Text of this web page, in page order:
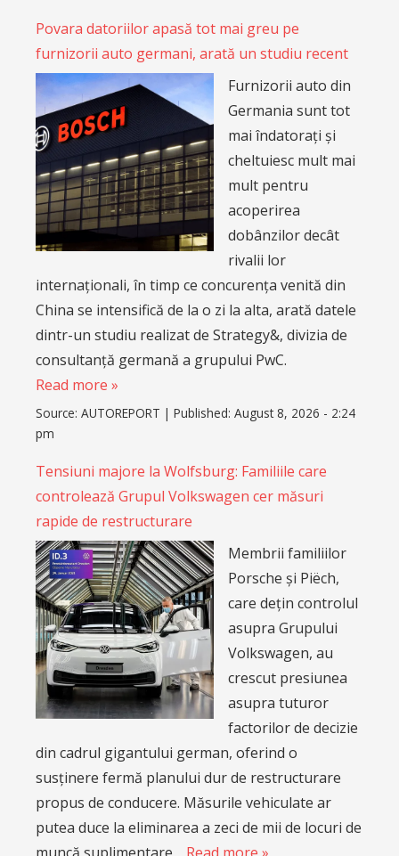
Povara datoriilor apasă tot mai greu pe
furnizorii auto germani, arată un studiu recent
Furnizorii auto din
Germania sunt tot
mai îndatorați și
cheltuiesc mult mai
mult pentru
acoperirea
dobânzilor decât
rivalii lor
internaționali, în timp ce concurența venită din
China se intensifică de la o zi la alta, arată datele
dintr-un studiu realizat de Strategy&, divizia de
consultanță germană a grupului PwC.
Read more »
Source: AUTOREPORT | Published: August 8, 2026 - 2:24
pm
Tensiuni majore la Wolfsburg: Familiile care
controlează Grupul Volkswagen cer măsuri
rapide de restructurare
Membrii familiilor
Porsche și Piëch,
care dețin controlul
asupra Grupului
Volkswagen, au
crescut presiunea
asupra tuturor
factorilor de decizie
din cadrul gigantului german, oferind o
susținere fermă planului dur de restructurare
propus de conducere. Măsurile vehiculate ar
putea duce la eliminarea a zeci de mii de locuri de